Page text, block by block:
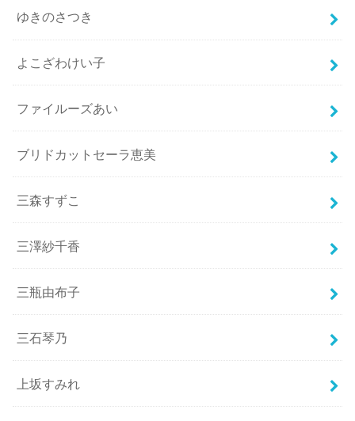
ゆきのさつき
よこざわけい子
ファイルーズあい
ブリドカットセーラ恵美
三森すずこ
三澤紗千香
三瓶由布子
三石琴乃
上坂すみれ